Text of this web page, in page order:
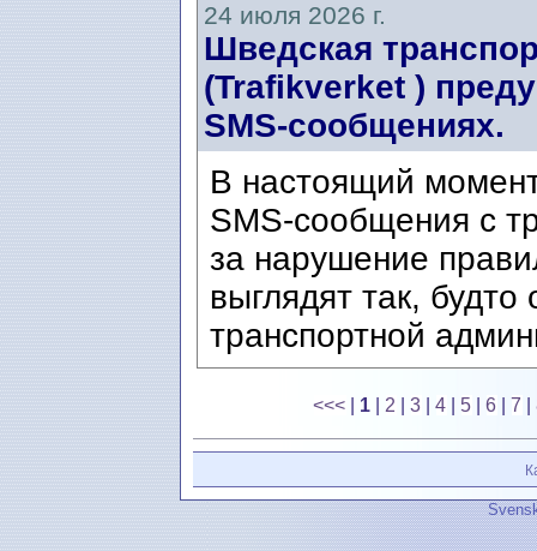
24 июля 2026 г.
Шведская
(Trafikverket )
SMS-сообщениях.
В настоящий
SMS-сообщения с
за нарушение
выглядят так,
транспортной
<<< 1 2 |3 |4 5 |6 |7 |